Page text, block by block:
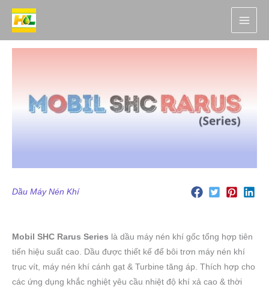
Nhảy
Dầu Máy Nén Khí
Mobil SHC Rarus Series là dầu máy nén khí gốc tổng hợp tiên
tiến hiệu suất cao. Dầu được thiết kế để bôi trơn máy nén khí
trục vít, máy nén khí cánh gạt & Turbine tăng áp. Thích hợp cho
các ứng dụng khắc nghiệt yêu cầu nhiệt độ khí xả cao & thời